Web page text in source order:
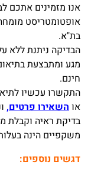
אנו מזמינים אתכם
בת"א.
הבדיקה ניתנת ללא
מגע ומתבצעת
חינם.
התקשרו עכשיו
אוהשאירו פרטים,
בדיקת ראיה וקבלת
משקפיים הינה בעלות 150
דגשים נוספים: